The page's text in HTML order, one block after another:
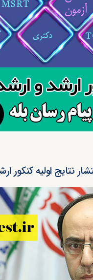
نتایج اولیه کنکور ارشد